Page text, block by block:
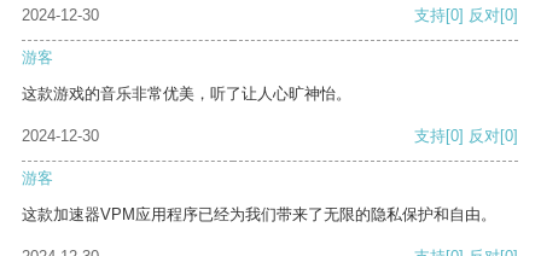
2024-12-30
支持[0] 反对[0]
游客
这款游戏的音乐非常优美，听了让人心旷神怡。
2024-12-30 支持[0] 反对[0]
游客
这款加速器VPM应用程序已经为我们带来了无限的隐私保护和自由。